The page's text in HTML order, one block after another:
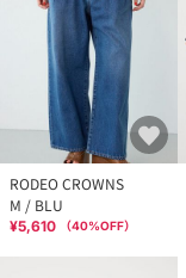
RODEO CROWNS
M / BLU
¥5,610 （40%OFF）